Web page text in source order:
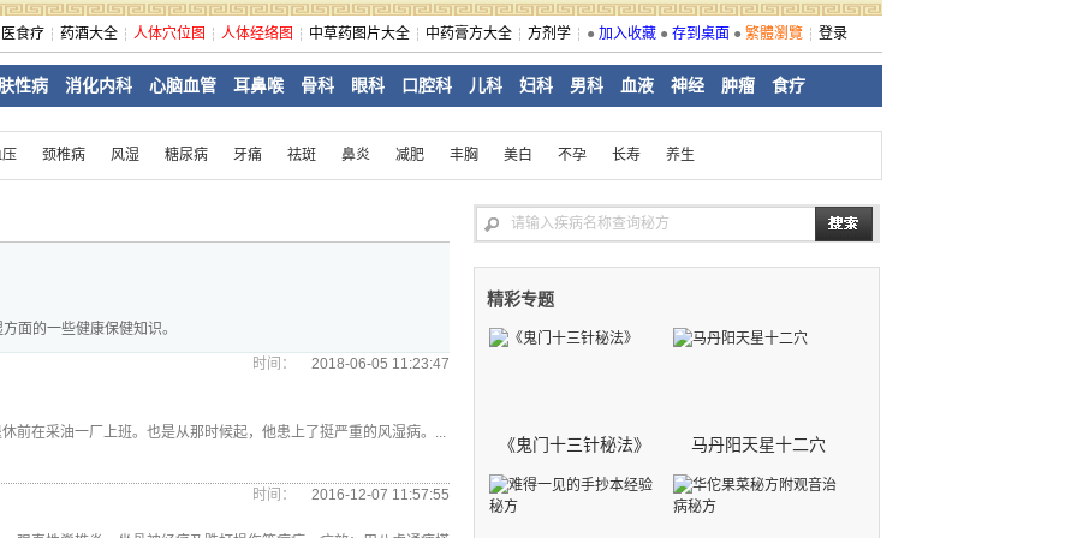
食疗 药酒大全 人体穴位图 人体经络图 中草药图片大全 中药膏方大全 方剂学 ● 加入收藏 ● 存到桌面 ● 繁體瀏覽 登录
性病 消化内科 心脑血管 耳鼻喉 骨科 眼科 口腔科 儿科 妇科 男科 血液 神经 肿瘤 食疗
颈椎病 风湿 糖尿病 牙痛 祛斑 鼻炎 减肥 丰胸 美白 不孕 长寿 养生
面的一些健康保健知识。
时间： 2018-06-05 11:23:47
前在采油一厂上班。也是从那时候起，他患上了挺严重的风湿病。...
时间： 2016-12-07 11:57:55
精彩专题
《鬼门十三针秘法》 马丹阳天星十二穴